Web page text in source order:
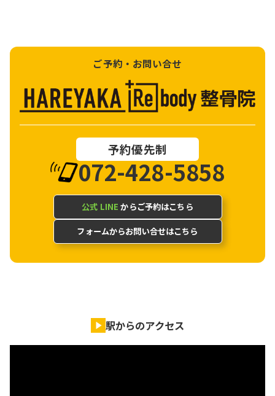
ご予約・お問い合せ
予約優先制
072-428-5858
公式 LINE からご予約はこちら
フォームからお問い合せはこちら
駅からのアクセス